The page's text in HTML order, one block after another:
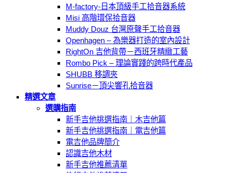
M-factory-日本頂級手工拾音器系統
Misi 高階環保拾音器
Muddy Douz 台灣原聲手工拾音器
Openhagen – 為樂器打造的室內設計
RightOn 吉他背帶－西班牙精緻工藝
Rombo Pick – 理論實踐的跨時代產品
SHUBB 移調夾
Sunrise－頂尖響孔拾音器
精選文章
選購指南
新手吉他挑選指南｜木吉他篇
新手吉他挑選指南｜電吉他篇
電吉他品牌簡介
認識吉他木材
新手吉他推薦清單